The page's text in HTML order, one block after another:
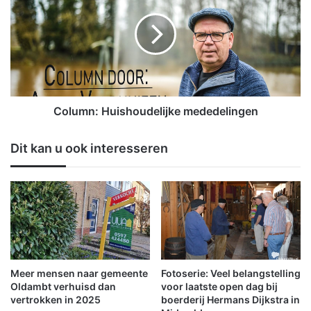
d
a
g
,
m
a
g
k
a
n
s
o
p
s
t
o
r
l
u
m
n
:
H
u
o
u
d
e
l
i
j
k
e
m
e
Column: Huishoudelijke mededelingen
Dit kan u ook interesseren
Meer mensen naar gemeente
Oldambt verhuisd dan
vertrokken in 2025
Fotoserie: Veel belangstelling
voor laatste open dag bij
boerderij Hermans Dijkstra in